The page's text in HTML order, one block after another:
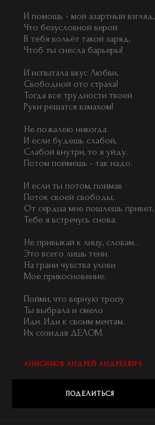
И помощь - мой азартный взгляд,
Что безусловной верой
В тебя вольёт такой заряд,
Чтоб ты снесла барьеры!
И испытала вкус Любви,
Свободной ото страха!
Тогда все трудности твоей
Руки решатся взмахом!
Не пожалею никогда.
И если будешь слабой,
Слабой внутри, то я уйду.
Потом поймешь - так надо.
И если ты потом, поймав
Поток своей свободы,
От сердца мне пошлешь привет,
Тебе я встречусь снова.
Не привыкай к лицу, словам...
Это всего лишь тени.
На грани чувства улови
Мое прикосновение.
Пойми, что верную тропу
Ты выбрала и смело
Иди. Иди к своим мечтам.
Их созидая ДЕЛОМ.
АНИСИМОВ АНДРЕЙ АНДРЕЕВИЧ
ПОДЕЛИТЬСЯ